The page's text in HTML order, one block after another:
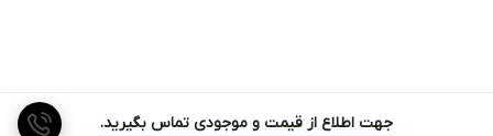
جهت اطلاع از قیمت و موجودی تماس بگیرید.